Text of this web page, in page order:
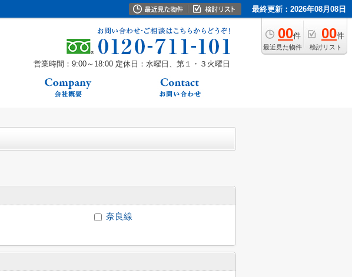
最終更新：2026年08月08日
00件
最近見た物件
00件
検討リスト
営業時間：9:00～18:00 定休日：水曜日、第１・３火曜日
奈良線